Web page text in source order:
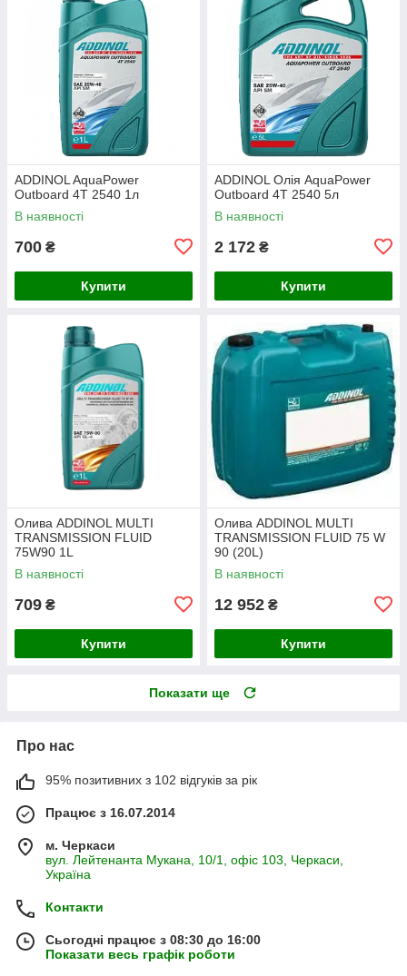
ADDINOL AquaPower
Outboard 4T 2540 1л
В наявності
700 ₴
Купити
ADDINOL Олія AquaPower
Outboard 4T 2540 5л
В наявності
2 172 ₴
Купити
Олива ADDINOL MULTI
TRANSMISSION FLUID
75W90 1L
В наявності
709 ₴
Купити
Олива ADDINOL MULTI
TRANSMISSION FLUID 75 W
90 (20L)
В наявності
12 952 ₴
Купити
Показати ще
Про нас
95% позитивних з 102 відгуків за рік
Працює з 16.07.2014
м. Черкаси
вул. Лейтенанта Мукана, 10/1, офіс 103, Черкаси,
Україна
Контакти
Сьогодні працює з 08:30 до 16:00
Показати весь графік роботи